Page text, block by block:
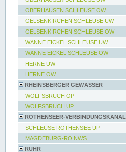
OBERHAUSEN SCHLEUSE OW
GELSENKIRCHEN SCHLEUSE UW
GELSENKIRCHEN SCHLEUSE OW
WANNE EICKEL SCHLEUSE UW
WANNE EICKEL SCHLEUSE OW
HERNE UW
HERNE OW
RHEINSBERGER GEWÄSSER
WOLFSBRUCH OP
WOLFSBRUCH UP
ROTHENSEER-VERBINDUNGSKANAL
SCHLEUSE ROTHENSEE UP
MAGDEBURG-RO NWS
RUHR